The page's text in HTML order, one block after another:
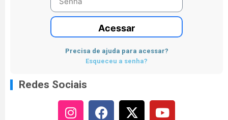
Acessar
Precisa de ajuda para acessar?
Esqueceu a senha?
Redes Sociais